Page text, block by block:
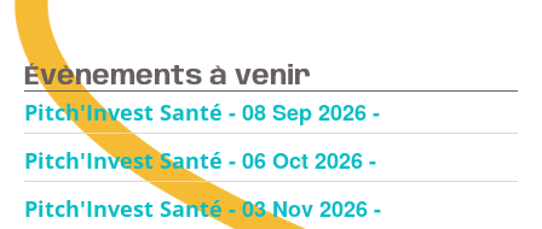
Évènements à venir
Pitch'Invest Santé - 08 Sep 2026 -
Pitch'Invest Santé - 06 Oct 2026 -
Pitch'Invest Santé - 03 Nov 2026 -